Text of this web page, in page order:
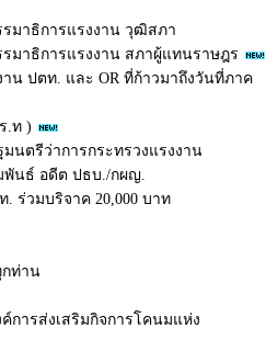
มาธิการแรงงาน วุฒิสภา
มาธิการแรงงาน สภาผู้แทนราษฎร
ปตท. และ OR ที่ก้าวมาถึงวันที่ภาค
.ท )
นตรีว่าการกระทรวงแรงงาน
พันธ์ อดีต ปธบ./กผญ.
วมบริจาค 20,000 บาท
กท่าน
การส่งเสริมกิจการโคนมแห่ง